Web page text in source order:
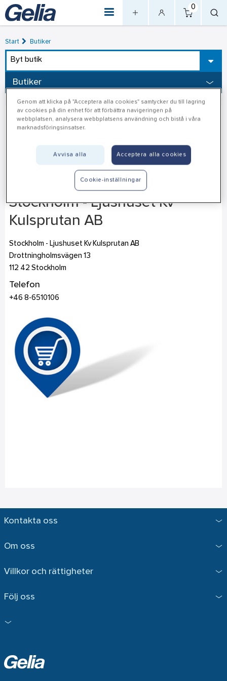
0
Start Butiker
Byt butik
Butiker
Stockholm - Ljushuset Kv
Kulsprutan AB
Stockholm - Ljushuset Kv Kulsprutan AB
Drottningholmsvägen 13
112 42 Stockholm
Telefon
+46 8-6510106
Kontakta oss
Om oss
Villkor och rättigheter
Följ oss
Genom att klicka på "Acceptera alla cookies" samtycker du till lagring
av cookies på din enhet för att förbättra navigeringen på
webbplatsen, analysera webbplatsens användning och bistå i våra
marknadsföringsinsatser.
Avvisa alla Acceptera alla cookies
Cookie-inställningar